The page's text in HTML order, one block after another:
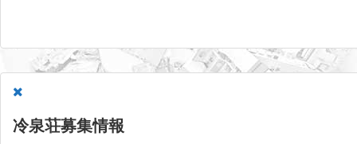
冷泉荘募集情報